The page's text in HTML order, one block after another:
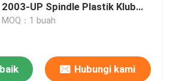
2003-UP Spindle Plastik Klub
Mobil Hub 102353201
MOQ：1 buah
Hubungi kami